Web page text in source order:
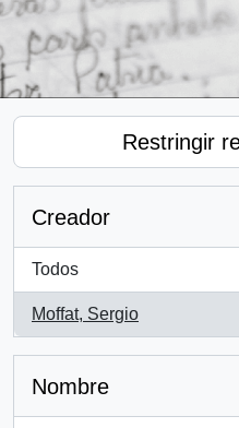
Restringir
Creador
Todos
Moffat, Sergio
, 1 resultados
Nombre